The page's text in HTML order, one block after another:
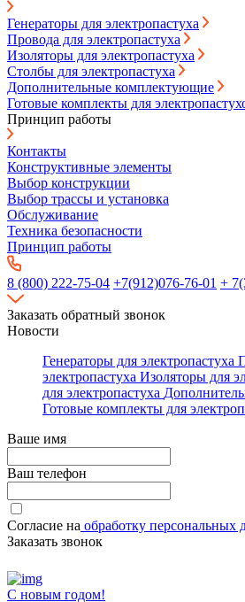
Генераторы для электропастуха
Провода для электропастуха
Изоляторы для электропастуха
Столбы для электропастуха
Дополнительные комплектующие
Готовые комплекты для
Принцип работы
Контакты
Конструктивные элементы
Выбор конструкции
Выбор трассы и установка
Обслуживание
Техника безопасности
Принцип работы
8 (800) 222-75-04 +7(912)076-76-01 +
Заказать обратный звонок
Новости
Генераторы для электропастуха
электропастуха Изоляторы для
для электропастуха
Готовые комплекты для
Ваше имя
Ваш телефон
Согласие на обработку персональных
Заказать звонок
С новым годом!